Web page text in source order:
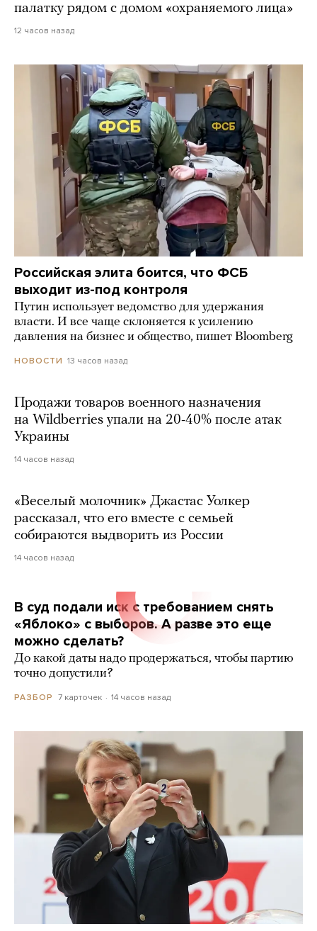
палатку рядом с домом «охраняемого лица»
12 часов назад
Российская элита боится, что ФСБ
выходит из-под контроля
Путин использует ведомство для удержания
власти. И все чаще склоняется к усилению
давления на бизнес и общество, пишет Bloomberg
НОВОСТИ 13 часов назад
Продажи товаров военного назначения
на Wildberries упали на 20-40% после атак
Украины
14 часов назад
«Веселый молочник» Джастас Уолкер
рассказал, что его вместе с семьей
собираются выдворить из России
14 часов назад
В суд подали иск с требованием снять
«Яблоко» с выборов. А разве это еще
можно сделать?
До какой даты надо продержаться, чтобы партию
точно допустили?
РАЗБОР 7 карточек 14 часов назад